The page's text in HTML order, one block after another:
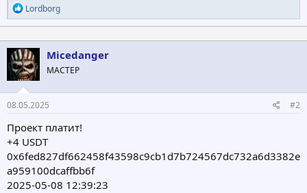
Р
е
а
к
ц
и
и
:
Lordborg
Micedanger
МАСТЕР
08.05.2025 #2
Проект платит!
+4 USDT
0x6fed827df662458f43598c9cb1d7b724567dc732a6d3382e
a959100dcaffbb6f
2025-05-08 12:39:23